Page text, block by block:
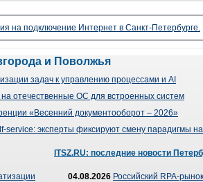
на подключение Интернет в Санкт-Петербурге.
и Поволжья
задач к управлению процессами и AI
отечественные ОС для встроенных систем
«Весенний документооборот – 2026»
service: эксперты фиксируют смену парадигмы
ITSZ.RU: последние новости
04.08.2026 Российский RPA-